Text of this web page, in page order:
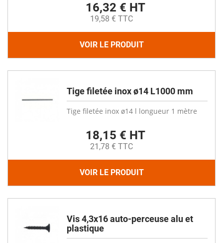
16,32 € HT
19,58 € TTC
VOIR LE PRODUIT
Tige filetée inox ø14 L1000 mm
Tige filetée inox ø14 l longueur 1 mètre
18,15 € HT
21,78 € TTC
VOIR LE PRODUIT
Vis 4,3x16 auto-perceuse alu et
plastique